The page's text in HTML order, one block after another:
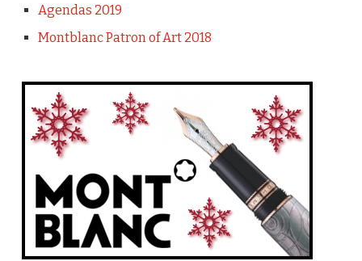
Agendas 2019
Montblanc Patron of Art 2018